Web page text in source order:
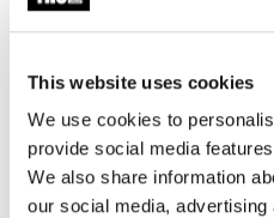
This website uses cookies
We use cookies to
provide social media
We also share information
our social media,